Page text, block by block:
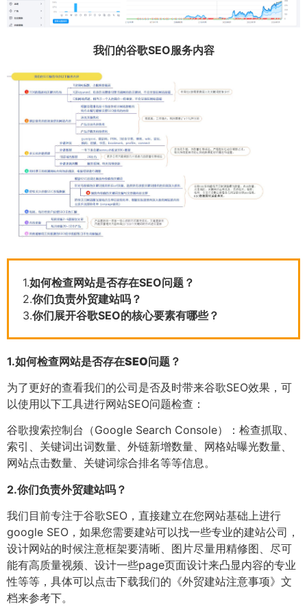
我们的谷歌SEO服务内容
1.如何检查网站是否存在SEO问题？
2.你们负责外贸建站吗？
3.你们展开谷歌SEO的核心要素有哪些？
1.如何检查网站是否存在SEO问题？
为了更好的查看我们的公司是否及时带来谷歌SEO效果，可
以使用以下工具进行网站SEO问题检查：
谷歌搜索控制台（Google Search Console）：检查抓取、
索引、关键词出词数量、外链新增数量、网格站曝光数量、
网站点击数量、关键词综合排名等等信息。
2.你们负责外贸建站吗？
我们目前专注于谷歌SEO，直接建立在您网站基础上进行
google SEO，如果您需要建站可以找一些专业的建站公司，
设计网站的时候注意框架要清晰、图片尽量用精修图、尽可
能有高质量视频、设计一些page页面设计来凸显内容的专业
性等等，具体可以点击下载我们的《外贸建站注意事项》文
档来参考下。